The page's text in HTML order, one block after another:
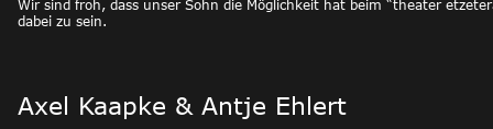
Wir sind froh, dass unser Sohn die Möglichkeit hat beim “theater
dabei zu sein.
Axel Kaapke & Antje Ehlert